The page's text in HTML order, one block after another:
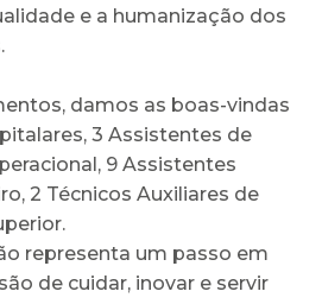
e a humanização dos
damos as boas-vindas
3 Assistentes de
9 Assistentes
2 Técnicos Auxiliares de
representa um passo em
de cuidar, inovar e servir